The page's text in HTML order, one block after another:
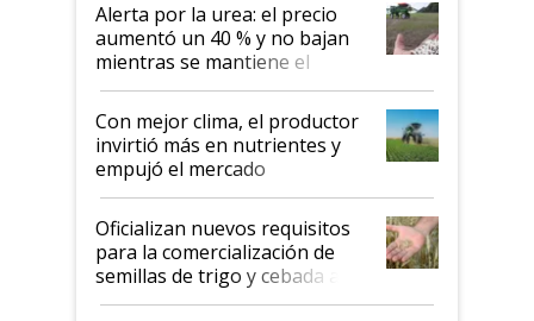
Alerta por la urea: el precio
aumentó un 40 % y no bajan
mientras se mantiene el
conflicto en Medio Oriente
Con mejor clima, el productor
invirtió más en nutrientes y
empujó el mercado
Oficializan nuevos requisitos
para la comercialización de
semillas de trigo y cebada a
granel